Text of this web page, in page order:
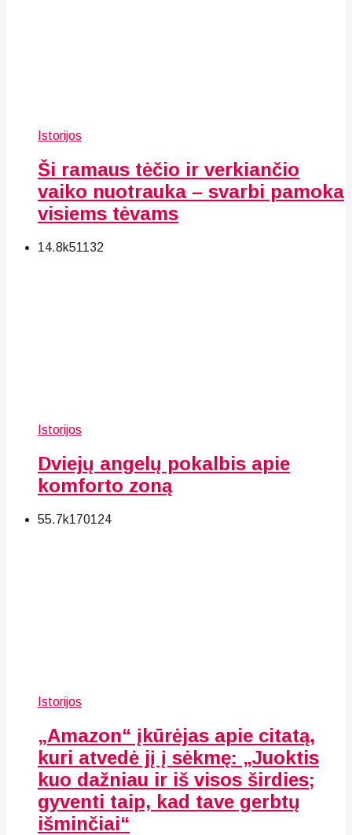
Istorijos
Ši ramaus tėčio ir verkiančio
vaiko nuotrauka – svarbi pamoka
visiems tėvams
14.8k51 132
Istorijos
Dviejų angelų pokalbis apie
komforto zoną
55.7k170124
Istorijos
„Amazon“ įkūrėjas apie citatą,
kuri atvedė jį į sėkmę: „Juoktis
kuo dažniau ir iš visos širdies;
gyventi taip, kad tave gerbtų
išminčiai“